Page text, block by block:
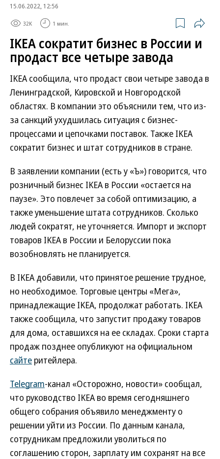
15.06.2022, 12:56
32K 1 мин.
IKEA сократит бизнес в России и
продаст все четыре завода
IKEA сообщила, что продаст свои четыре завода в
Ленинградской, Кировской и Новгородской
областях. В компании это объяснили тем, что из-
за санкций ухудшилась ситуация с бизнес-
процессами и цепочками поставок. Также IKEA
сократит бизнес и штат сотрудников в стране.
В заявлении компании (есть у «Ъ») говорится, что
розничный бизнес IKEA в России «остается на
паузе». Это повлечет за собой оптимизацию, а
также уменьшение штата сотрудников. Сколько
людей сократят, не уточняется. Импорт и экспорт
товаров IKEA в России и Белоруссии пока
возобновлять не планируется.
В IKEA добавили, что принятое решение трудное,
но необходимое. Торговые центры «Мега»,
принадлежащие IKEA, продолжат работать. IKEA
также сообщила, что запустит продажу товаров
для дома, оставшихся на ее складах. Сроки старта
продаж позднее опубликуют на официальном
сайте ритейлера.
Telegram-канал «Осторожно, новости» сообщал,
что руководство IKEA во время сегодняшнего
общего собрания объявило менеджменту о
решении уйти из России. По данным канала,
сотрудникам предложили уволиться по
соглашению сторон, зарплату им сохранят на все